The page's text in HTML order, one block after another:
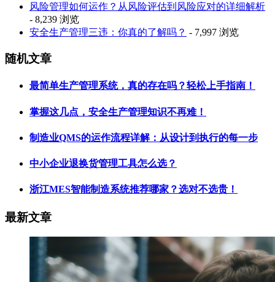
风险管理如何运作？从风险评估到风险应对的详细解析
- 8,239 浏览
安全生产管理三违：你真的了解吗？ - 7,997 浏览
随机文章
最简单生产管理系统，真的存在吗？轻松上手指南！
掌握这几点，安全生产管理知识不再难！
制造业QMS的运作流程详解：从设计到执行的每一步
中小企业退换货管理工具怎么选？
浙江MES智能制造系统推荐哪家？选对不选贵！
最新文章